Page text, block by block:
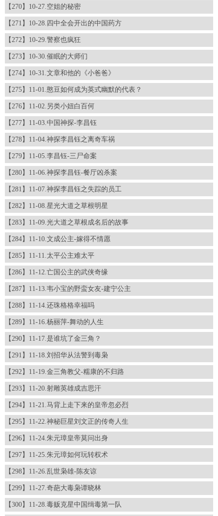
【270】10-27.空姐的秘密
【271】10-28.四中全会开出的中国药方
【272】10-29.警察也疯狂
【273】10-30.催眠的大师们
【274】10-31.文章和他的《小爸爸》
【275】11-01.憨豆如何成为英式幽默的代表？
【276】11-02.另类小妞白百何
【277】11-03.中国神探-李昌钰
【278】11-04.神探李昌钰之离奇车祸
【279】11-05.李昌钰-三尸命案
【280】11-06.神探李昌钰-餐厅凶杀案
【281】11-07.神探李昌钰之失踪的员工
【282】11-08.星光大道之草根明星
【283】11-09.光大道之草根成名后的故事
【284】11-10.文成公主-嫁得不情愿
【285】11-11.太平公主难太平
【286】11-12.亡国公主的武侠奇缘
【287】11-13.韦小宝的野蛮女友-建宁公主
【288】11-14.还珠格格幸福吗
【289】11-16.杨丽萍-舞动的人生
【290】11-17.是谁坑了金三角？
【291】11-18.刘招华从法警到毒枭
【292】11-19.金三角教父-糯康的不归路
【293】11-20.射雕英雄成吉思汗
【294】11-21.马背上走下来的皇帝忽必烈
【295】11-22.神秘巨星刘文正的传奇人生
【296】11-24.朱元璋皇帝莫问出身
【297】11-25.朱元璋如何玩转权术
【298】11-26.乱世枭雄-陈友谅
【299】11-27.奇葩大毒枭谭晓林
【300】11-28.毒贩克星中国缉毒第一队